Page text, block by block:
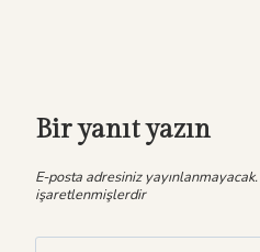
Bir yanıt yazın
E-posta adresiniz yayınlanmayacak.
işaretlenmişlerdir